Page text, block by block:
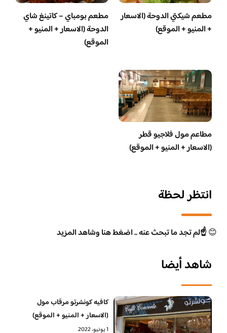
مطعم شيكتي الدوحة (الاسعار
+ المنيو + الموقع)
مطعم بومباي – كاتينغ شاي
الدوحة (الاسعار + المنيو +
الموقع)
مطاعم مول فلاجيو قطر
(الاسعار + المنيو + الموقع)
انتظر لحظة
😊☝️لم تجد ما تبحث عنه .. اضغط هنا وشاهد المزيد
شاهد أيضا
كافيه كونشرتو مرقاب مول
(الاسعار + المنيو + الموقع)
1 يونيو، 2022